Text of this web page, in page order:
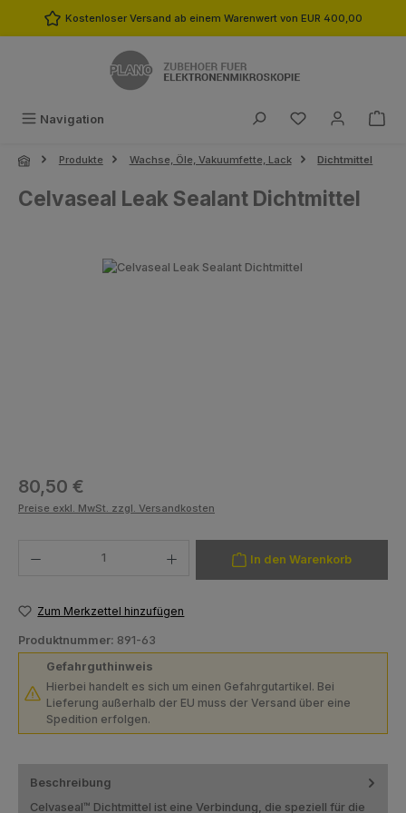
Zum Hauptinhalt springen
Kostenloser Versand ab einem Warenwert von EUR 400,00
Navigation Du hast 0
Produkte Wachse, Öle, Vakuumfette, Lack Dichtmittel
Celvaseal Leak Sealant Dichtmittel
Bildergalerie überspringen
Regulärer Preis:
80,50 €
Preise exkl. MwSt. zzgl. Versandkosten
In den Warenkorb
Zum Merkzettel hinzufügen
Produktnummer: 891-63
Gefahrguthinweis
Hierbei handelt es sich um einen Gefahrgutartikel. Bei
Lieferung außerhalb der EU muss der Versand über eine
Spedition erfolgen.
Beschreibung
Celvaseal™ Dichtmittel ist eine Verbindung, die speziell für die